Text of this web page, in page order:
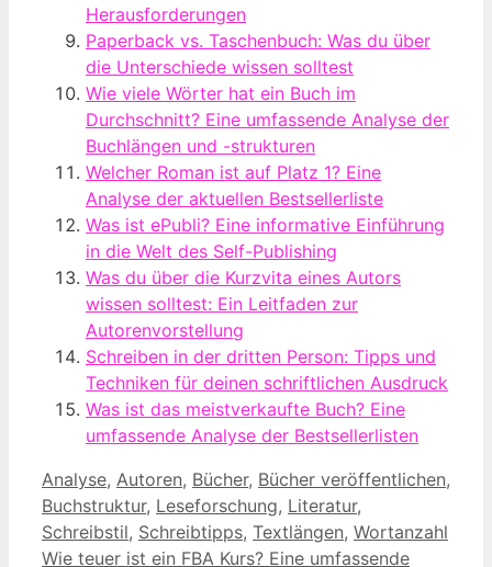
Herausforderungen
Paperback vs. Taschenbuch: Was du über
die Unterschiede wissen solltest
Wie viele Wörter hat ein Buch im
Durchschnitt? Eine umfassende Analyse der
Buchlängen und -strukturen
Welcher Roman ist auf Platz 1? Eine
Analyse der aktuellen Bestsellerliste
Was ist ePubli? Eine informative Einführung
in die Welt des Self-Publishing
Was du über die Kurzvita eines Autors
wissen solltest: Ein Leitfaden zur
Autorenvorstellung
Schreiben in der dritten Person: Tipps und
Techniken für deinen schriftlichen Ausdruck
Was ist das meistverkaufte Buch? Eine
umfassende Analyse der Bestsellerlisten
Kategorien
Analyse, Autoren, Bücher, Bücher veröffentlichen,
Buchstruktur, Leseforschung, Literatur,
Schreibstil, Schreibtipps, Textlängen, Wortanzahl
Wie teuer ist ein FBA Kurs? Eine umfassende